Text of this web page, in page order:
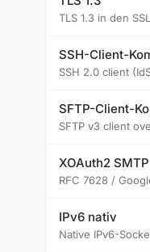
TLS 1.3 in den
SSH-Client-
SSH 2.0 client
SFTP-Client-
SFTP v3 client
XOAuth2
RFC 7628 /
IPv6 nativ
Native IPv6-